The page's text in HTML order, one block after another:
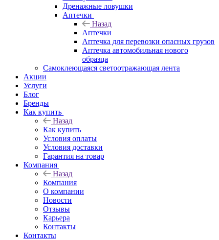
Дренажные ловушки
Аптечки
Назад
Аптечки
Аптечка для перевозки опасных грузов
Аптечка автомобильная нового
образца
Самоклеющаяся светоотражающая лента
Акции
Услуги
Блог
Бренды
Как купить
Назад
Как купить
Условия оплаты
Условия доставки
Гарантия на товар
Компания
Назад
Компания
О компании
Новости
Отзывы
Карьера
Контакты
Контакты